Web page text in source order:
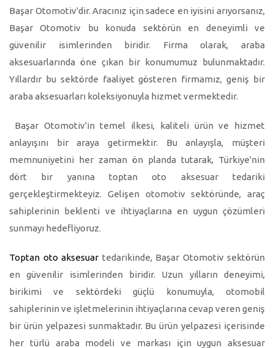
Başar Otomotiv'dir. Aracınız için sadece en iyisini arıyorsanız,
Başar Otomotiv bu konuda sektörün en deneyimli ve
güvenilir isimlerinden biridir. Firma olarak, araba
aksesuarlarında öne çıkan bir konumumuz bulunmaktadır.
Yıllardır bu sektörde faaliyet gösteren firmamız, geniş bir
araba aksesuarları koleksiyonuyla hizmet vermektedir.
Başar Otomotiv'in temel ilkesi, kaliteli ürün ve hizmet
anlayışını bir araya getirmektir. Bu anlayışla, müşteri
memnuniyetini her zaman ön planda tutarak, Türkiye'nin
dört bir yanına toptan oto aksesuar tedariki
gerçekleştirmekteyiz. Gelişen otomotiv sektöründe, araç
sahiplerinin beklenti ve ihtiyaçlarına en uygun çözümleri
sunmayı hedefliyoruz.
Toptan oto aksesuar tedarikinde, Başar Otomotiv sektörün
en güvenilir isimlerinden biridir. Uzun yılların deneyimi,
birikimi ve sektördeki güçlü konumuyla, otomobil
sahiplerinin ve işletmelerinin ihtiyaçlarına cevap veren geniş
bir ürün yelpazesi sunmaktadır. Bu ürün yelpazesi içerisinde
her türlü araba modeli ve markası için uygun aksesuar